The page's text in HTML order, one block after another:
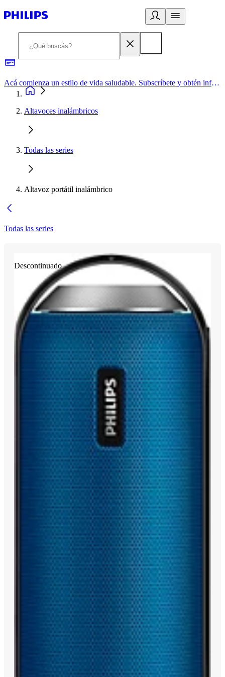
Acá comienza un estilo de vida saludable. Subscríbete y obtén información de primera mano
Altavoces inalámbricos
Todas las series
Altavoz portátil inalámbrico
Todas las series
Descontinuado